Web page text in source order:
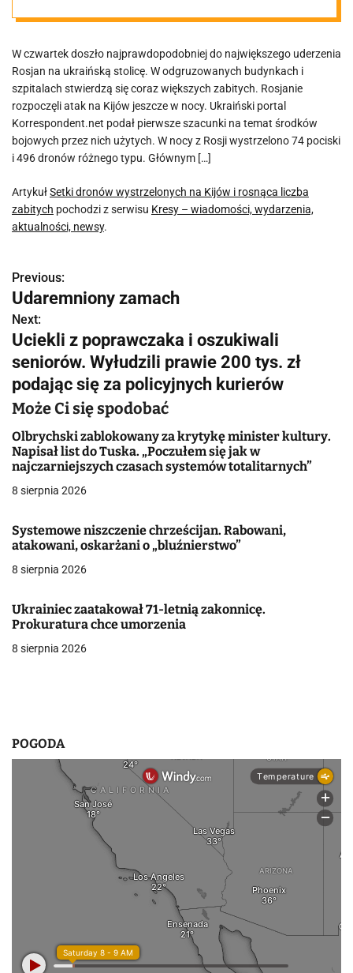
zabitych
W czwartek doszło najprawdopodobniej do największego uderzenia
Rosjan na ukraińską stolicę. W odgruzowanych budynkach i
szpitalach stwierdzą się coraz większych zabitych. Rosjanie
rozpoczęli atak na Kijów jeszcze w nocy. Ukraiński portal
Korrespondent.net podał pierwsze szacunki na temat środków
bojowych przez nich użytych. W nocy z Rosji wystrzelono 74 pociski
i 496 dronów różnego typu. Głównym […]
ArtykułSetki dronów wystrzelonych na Kijów i rosnąca liczba
zabitych pochodzi z serwisu Kresy – wiadomości, wydarzenia,
aktualności, newsy.
N
a
w
i
g
a
c
j
a
w
i
s
Previous:
Udaremniony zamach
Next:
Uciekli z poprawczaka i oszukiwali
seniorów. Wyłudzili prawie 200 tys. zł
podając się za policyjnych kurierów
Może Ci się spodobać
Olbrychski zablokowany za krytykę minister kultury.
Napisał list do Tuska. „Poczułem się jak w
najczarniejszych czasach systemów totalitarnych”
8 sierpnia 2026
Systemowe niszczenie chrześcijan. Rabowani,
atakowani, oskarżani o „bluźnierstwo”
8 sierpnia 2026
Ukrainiec zaatakował 71-letnią zakonnicę.
Prokuratura chce umorzenia
8 sierpnia 2026
POGODA